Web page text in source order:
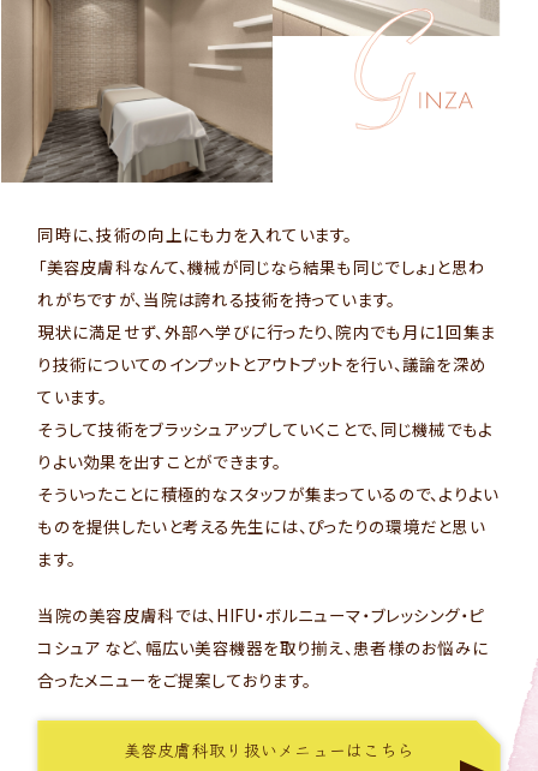
同時に、技術の向上にも力を入れています。
「美容皮膚科なんて、機械が同じなら結果も同じでしょ」と思わ
れがちですが、当院は誇れる技術を持っています。
現状に満足せず、外部へ学びに行ったり、院内でも月に1回集ま
り技術についてのインプットとアウトプットを行い、議論を深め
ています。
そうして技術をブラッシュアップしていくことで、同じ機械でもよ
りよい効果を出すことができます。
そういったことに積極的なスタッフが集まっているので、よりよい
ものを提供したいと考える先生には、ぴったりの環境だと思い
ます。
当院の美容皮膚科では、HIFU・ボルニューマ・ブレッシング・ピ
コシュア など、幅広い美容機器を取り揃え、患者様のお悩みに
合ったメニューをご提案しております。
美容皮膚科取り扱いメニューはこちら